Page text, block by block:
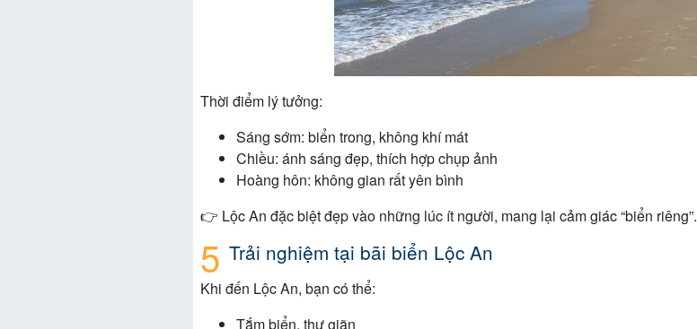
Thời điểm lý tưởng:
Sáng sớm: biển trong, không khí mát
Chiều: ánh sáng đẹp, thích hợp chụp ảnh
Hoàng hôn: không gian rất yên bình
👉 Lộc An đặc biệt đẹp vào những lúc ít người, mang lại cảm giác “biển riêng”.
Trải nghiệm tại bãi biển Lộc An
Khi đến Lộc An, bạn có thể:
Tắm biển, thư giãn